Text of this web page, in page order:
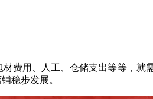
费用、人工、仓储支出等等，就
稳步发展。